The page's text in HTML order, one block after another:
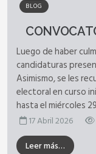
BLOG
Luego de haber
candidaturas
Asimismo, se les
electoral en curso
hasta el miércoles
17 Abril 2026
Leer más…